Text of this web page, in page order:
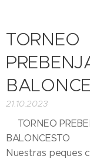
TORNEO
21.10.2023
⛹🏽‍♀️TORNEO
BALONCESTO⛹🏻
Nuestras peques